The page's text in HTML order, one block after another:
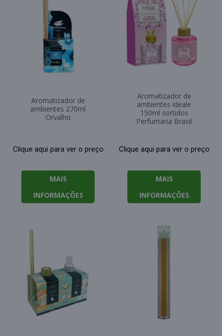
Aromatizador de
ambientes 270ml
Orvalho
Clique aqui para ver o preço
MAIS
INFORMAÇÕES
Aromatizador de
ambientes ideale
150ml sortidos
Perfumaria Brasil
Clique aqui para ver o preço
MAIS
INFORMAÇÕES